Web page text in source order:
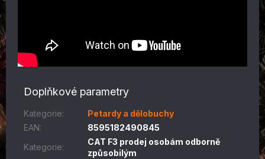
Doplňkové parametry
Kategorie:
Petardy a dělobuchy
EAN:
8595182490845
Kategorie:
CAT F3 prodej osobám odborně
způsobilým